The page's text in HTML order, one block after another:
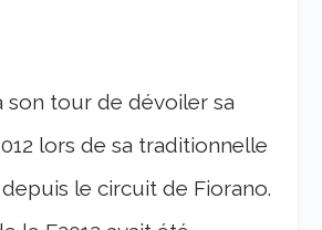
son tour de dévoiler sa
lors de sa traditionnelle
le circuit de Fiorano.